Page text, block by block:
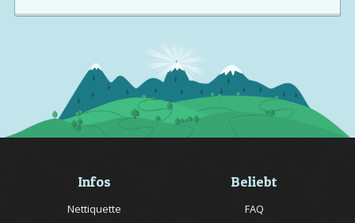
Infos
Nettiquette
Beliebt
FAQ